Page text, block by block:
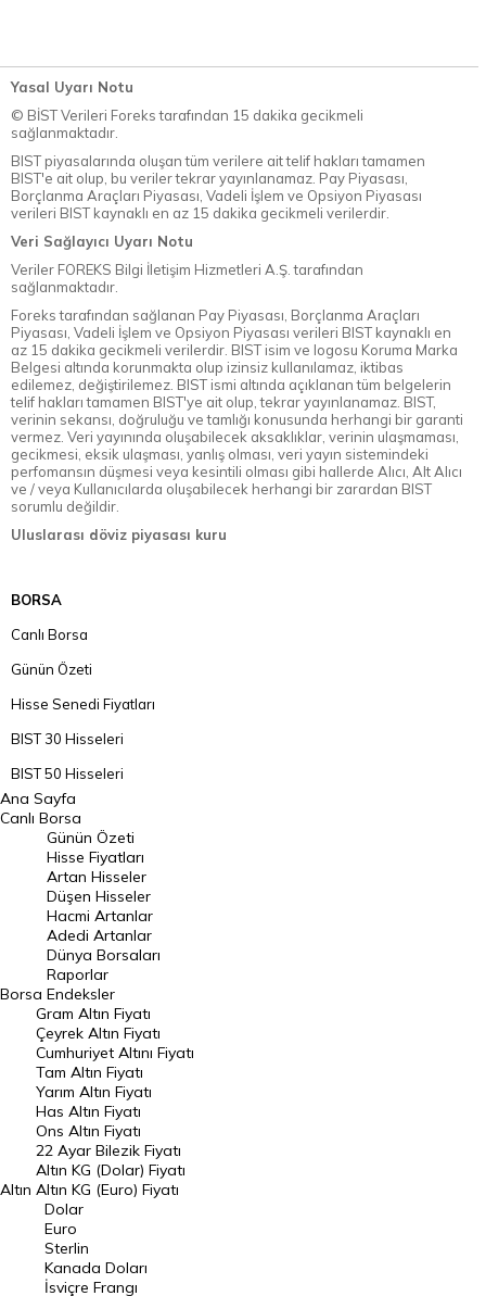
Yasal Uyarı Notu
© BİST Verileri Foreks tarafından 15 dakika gecikmeli
sağlanmaktadır.
BIST piyasalarında oluşan tüm verilere ait telif hakları tamamen
BIST'e ait olup, bu veriler tekrar yayınlanamaz. Pay Piyasası,
Borçlanma Araçları Piyasası, Vadeli İşlem ve Opsiyon Piyasası
verileri BIST kaynaklı en az 15 dakika gecikmeli verilerdir.
Veri Sağlayıcı Uyarı Notu
Veriler FOREKS Bilgi İletişim Hizmetleri A.Ş. tarafından
sağlanmaktadır.
Foreks tarafından sağlanan Pay Piyasası, Borçlanma Araçları
Piyasası, Vadeli İşlem ve Opsiyon Piyasası verileri BIST kaynaklı en
az 15 dakika gecikmeli verilerdir. BIST isim ve logosu Koruma Marka
Belgesi altında korunmakta olup izinsiz kullanılamaz, iktibas
edilemez, değiştirilemez. BIST ismi altında açıklanan tüm belgelerin
telif hakları tamamen BIST'ye ait olup, tekrar yayınlanamaz. BIST,
verinin sekansı, doğruluğu ve tamlığı konusunda herhangi bir garanti
vermez. Veri yayınında oluşabilecek aksaklıklar, verinin ulaşmaması,
gecikmesi, eksik ulaşması, yanlış olması, veri yayın sistemindeki
perfomansın düşmesi veya kesintili olması gibi hallerde Alıcı, Alt Alıcı
ve / veya Kullanıcılarda oluşabilecek herhangi bir zarardan BIST
sorumlu değildir.
Uluslarası döviz piyasası kuru
BORSA
Canlı Borsa
Günün Özeti
Hisse Senedi Fiyatları
BIST 30 Hisseleri
BIST 50 Hisseleri
BIST 100 Hisseleri
En Çok Artan Hisseler
En Çok Düşen Hisseler
Hacmi Artanlar
Geçmiş Kapanışlar
Dünya Borsaları
Raporlar
Endeksler
DÖVİZ
Döviz Kuru
Dolar Kuru
Euro Kuru
Pound Kuru
Frank Kuru
Ana Sayfa
Canlı Borsa
Borsa
Günün Özeti
Hisse Fiyatları
Artan Hisseler
Düşen Hisseler
Hacmi Artanlar
Adedi Artanlar
Dünya Borsaları
Raporlar
Endeksler
Altın
Gram Altın Fiyatı
Çeyrek Altın Fiyatı
Cumhuriyet Altını Fiyatı
Tam Altın Fiyatı
Yarım Altın Fiyatı
Has Altın Fiyatı
Ons Altın Fiyatı
22 Ayar Bilezik Fiyatı
Altın KG (Dolar) Fiyatı
Altın KG (Euro) Fiyatı
Dolar
Euro
Sterlin
Kanada Doları
İsviçre Frangı